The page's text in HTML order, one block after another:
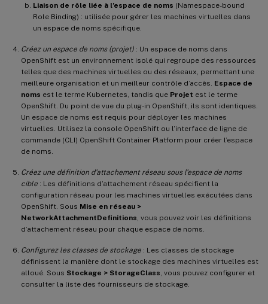
Liaison de rôle liée à l’espace de noms (Namespace-bound
Role Binding) : utilisée pour gérer les machines virtuelles dans
un espace de noms spécifique.
Créez un espace de noms (projet) : Un espace de noms dans
OpenShift est un environnement isolé qui regroupe des ressources
telles que des machines virtuelles ou des réseaux, permettant une
meilleure organisation et un meilleur contrôle d’accès. Espace de
noms est le terme Kubernetes, tandis que Projet est le terme
OpenShift. Du point de vue du plug-in OpenShift, ils sont identiques.
Un espace de noms est requis pour déployer les machines
virtuelles. Utilisez la console OpenShift ou l’interface de ligne de
commande (CLI) OpenShift Container Platform pour créer l’espace
de noms.
Créez une définition d’attachement réseau sous l’espace de noms
cible : Les définitions d’attachement réseau spécifient la
configuration réseau pour les machines virtuelles exécutées dans
OpenShift. Sous Mise en réseau >
NetworkAttachmentDefinitions , vous pouvez voir les définitions
d’attachement réseau pour chaque espace de noms.
Configurez les classes de stockage : Les classes de stockage
définissent la manière dont le stockage des machines virtuelles est
alloué. Sous Stockage > StorageClass , vous pouvez configurer et
consulter la liste des fournisseurs de stockage.